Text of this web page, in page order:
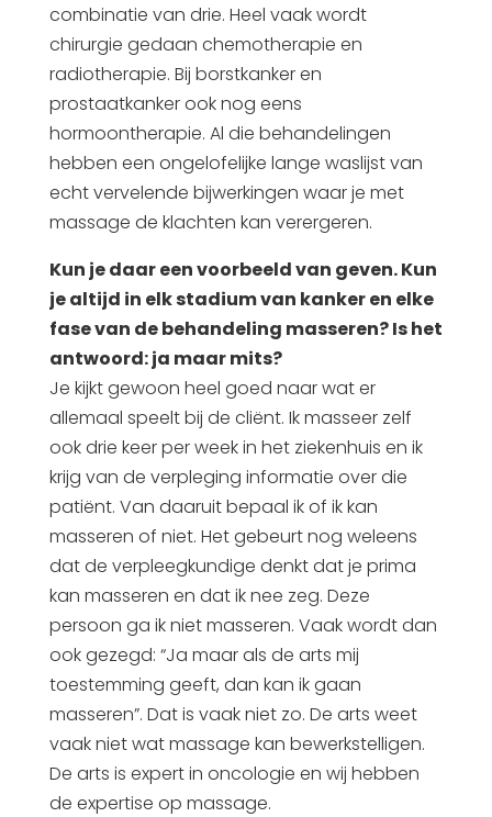
combinatie van drie. Heel vaak wordt
chirurgie gedaan chemotherapie en
radiotherapie. Bij borstkanker en
prostaatkanker ook nog eens
hormoontherapie. Al die behandelingen
hebben een ongelofelijke lange waslijst van
echt vervelende bijwerkingen waar je met
massage de klachten kan verergeren.
Kun je daar een voorbeeld van geven. Kun
je altijd in elk stadium van kanker en elke
fase van de behandeling masseren? Is het
antwoord: ja maar mits?
Je kijkt gewoon heel goed naar wat er
allemaal speelt bij de cliënt. Ik masseer zelf
ook drie keer per week in het ziekenhuis en ik
krijg van de verpleging informatie over die
patiënt. Van daaruit bepaal ik of ik kan
masseren of niet. Het gebeurt nog weleens
dat de verpleegkundige denkt dat je prima
kan masseren en dat ik nee zeg. Deze
persoon ga ik niet masseren. Vaak wordt dan
ook gezegd: “Ja maar als de arts mij
toestemming geeft, dan kan ik gaan
masseren”. Dat is vaak niet zo. De arts weet
vaak niet wat massage kan bewerkstelligen.
De arts is expert in oncologie en wij hebben
de expertise op massage.